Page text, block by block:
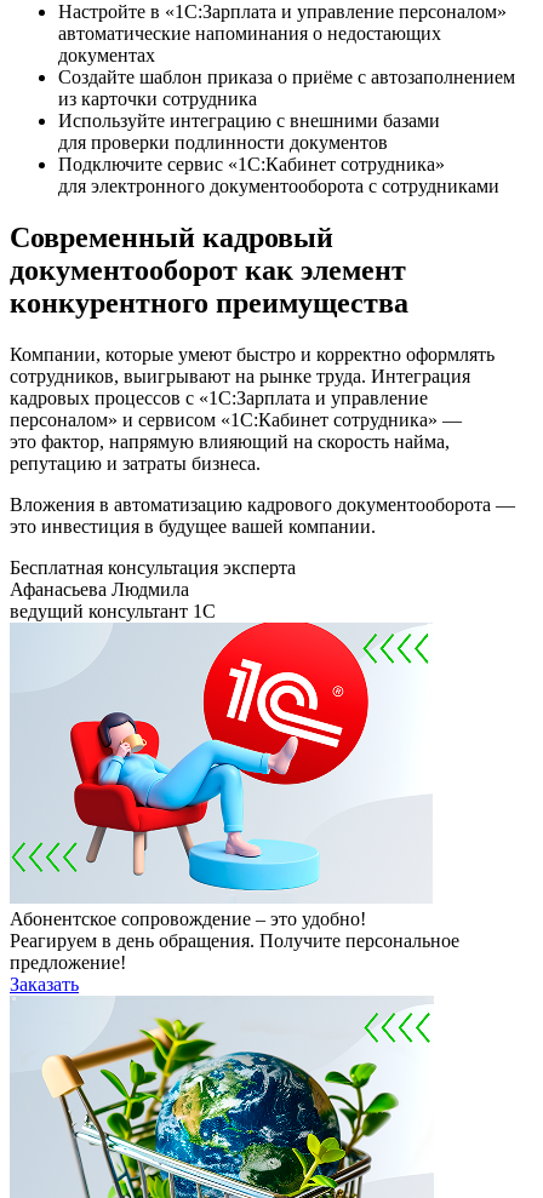
Настройте в «1С:Зарплата и управление персоналом»
автоматические напоминания о недостающих
документах
Создайте шаблон приказа о приёме с автозаполнением
из карточки сотрудника
Используйте интеграцию с внешними базами
для проверки подлинности документов
Подключите сервис «1С:Кабинет сотрудника»
для электронного документооборота с сотрудниками
Современный кадровый
документооборот как элемент
конкурентного преимущества
Компании, которые умеют быстро и корректно оформлять
сотрудников, выигрывают на рынке труда. Интеграция
кадровых процессов с «1С:Зарплата и управление
персоналом» и сервисом «1С:Кабинет сотрудника» —
это фактор, напрямую влияющий на скорость найма,
репутацию и затраты бизнеса.
Вложения в автоматизацию кадрового документооборота —
это инвестиция в будущее вашей компании.
Бесплатная консультация эксперта
Афанасьева Людмила
ведущий консультант 1С
Абонентское сопровождение – это удобно!
Реагируем в день обращения. Получите персональное
предложение!
Заказать